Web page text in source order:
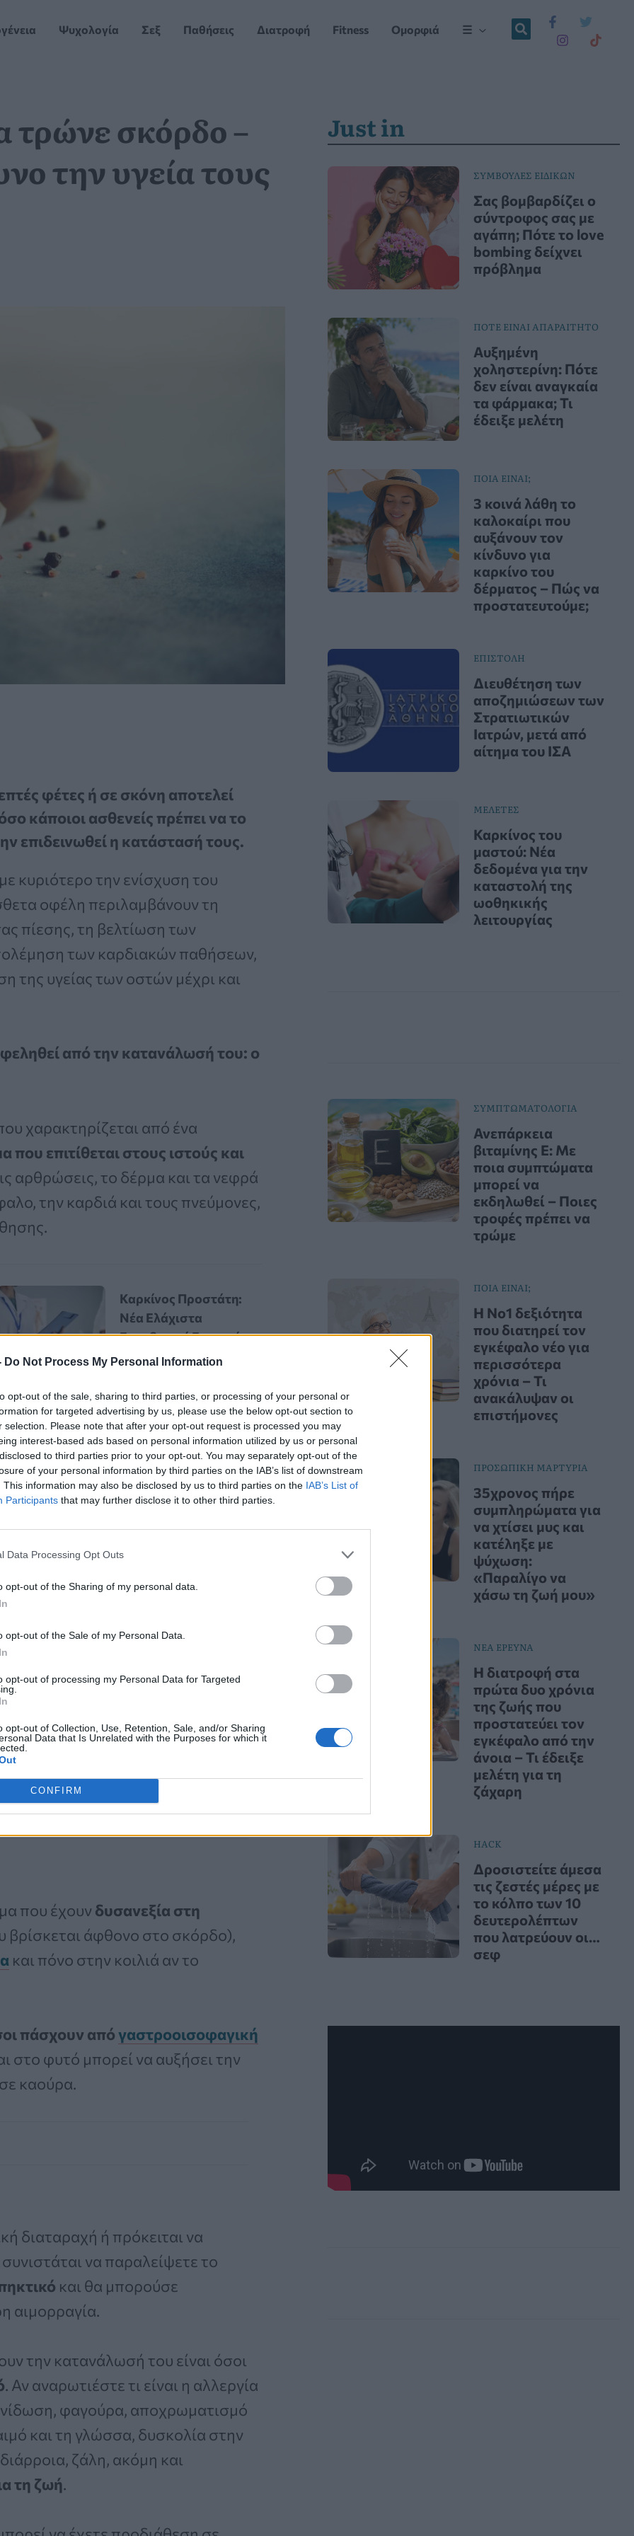
Do Not Process My Personal Information
opt-out of the sale, sharing to third parties, or processing of your personal or
for targeted advertising by us, please use the below opt-out section to
selection. Please note that after your opt-out request is processed you may
interest-based ads based on personal information utilized by us or personal
to third parties prior to your opt-out. You may separately opt-out of the
of your personal information by third parties on the IAB’s list of downstream
This information may also be disclosed by us to third parties on the IAB’s List of
Participants that may further disclose it to other third parties.
Data Processing Opt Outs
opt-out of the Sharing of my personal data.
opt-out of the Sale of my Personal Data.
opt-out of processing my Personal Data for Targeted
opt-out of Collection, Use, Retention, Sale, and/or Sharing
Data that Is Unrelated with the Purposes for which it
CONFIRM
Ψυχολογία Σεξ Παθήσεις Διατροφή Fitness Ομορφιά ☰
τρώνε σκόρδο –
την υγεία τους
φέτες ή σε σκόνη αποτελεί
κάποιοι ασθενείς πρέπει να το
επιδεινωθεί η κατάστασή τους.
κυριότερο την ενίσχυση του
οφέλη περιλαμβάνουν τη
πίεσης, τη βελτίωση των
των καρδιακών παθήσεων,
της υγείας των οστών μέχρι και
από την κατανάλωσή του: ο
χαρακτηρίζεται από ένα
επιτίθεται στους ιστούς και
αρθρώσεις, το δέρμα και τα νεφρά
την καρδιά και τους πνεύμονες,
Καρκίνος Προστάτη:
Νέα Ελάχιστα
Επεμβατική Εστιακή
Θεραπεία με NanoKnife
το σκόρδο;
ανοσία θα μπορούσε να είναι
του φυτού που σχετίζονται με
τον αριθμό των λευκών
επιβλαβώς στον οργανισμό
σύστημα.
ασθενείς να μην
καθώς αυτό μπορεί να
τους και εμφάνιση κόπωσης,
που έχουν δυσανεξία στη
βρίσκεται άφθονο στο σκόρδο),
και πόνο στην κοιλιά αν το
πάσχουν απόγαστροοισοφαγική
στο φυτό μπορεί να αυξήσει την
καούρα.
διαταραχή ή πρόκειται να
να παραλείψετε το
και θα μπορούσε
αιμορραγία.
την κατανάλωσή του είναι όσοι
. Αν αναρωτιέστε τι είναι η αλλεργία
φαγούρα, αποχρωματισμό
και τη γλώσσα, δυσκολία στην
ζάλη, ακόμη και
τη ζωή.
Just in
ΣΥΜΒΟΥΛΕΣ ΕΙΔΙΚΩΝ
Σας βομβαρδίζει ο
σύντροφος σας με
αγάπη; Πότε το love
bombing δείχνει
πρόβλημα
ΠΟΤΕ ΕΙΝΑΙ ΑΠΑΡΑΙΤΗΤΟ
Αυξημένη
χοληστερίνη: Πότε
δεν είναι αναγκαία
τα φάρμακα; Τι
έδειξε μελέτη
ΠΟΙΑ ΕΙΝΑΙ;
3 κοινά λάθη το
καλοκαίρι που
αυξάνουν τον
κίνδυνο για
καρκίνο του
δέρματος – Πώς να
προστατευτούμε;
ΕΠΙΣΤΟΛΗ
Διευθέτηση των
αποζημιώσεων των
Στρατιωτικών
Ιατρών, μετά από
αίτημα του ΙΣΑ
ΜΕΛΕΤΕΣ
Καρκίνος του
μαστού: Νέα
δεδομένα για την
καταστολή της
ωοθηκικής
λειτουργίας
ΣΥΜΠΤΩΜΑΤΟΛΟΓΙΑ
Ανεπάρκεια
βιταμίνης Ε: Με
ποια συμπτώματα
μπορεί να
εκδηλωθεί – Ποιες
τροφές πρέπει να
τρώμε
ΠΟΙΑ ΕΙΝΑΙ;
Η Νο1 δεξιότητα
που διατηρεί τον
εγκέφαλο νέο για
περισσότερα
χρόνια – Τι
ανακάλυψαν οι
επιστήμονες
ΠΡΟΣΩΠΙΚΗ ΜΑΡΤΥΡΙΑ
35χρονος πήρε
συμπληρώματα για
να χτίσει μυς και
κατέληξε με
ψύχωση:
«Παραλίγο να
χάσω τη ζωή μου»
ΝΕΑ ΕΡΕΥΝΑ
Η διατροφή στα
πρώτα δυο χρόνια
της ζωής που
προστατεύει τον
εγκέφαλο από την
άνοια – Τι έδειξε
μελέτη για τη
ζάχαρη
HACK
Δροσιστείτε άμεσα
τις ζεστές μέρες με
το κόλπο των 10
δευτερολέπτων
που λατρεύουν οι…
σεφ